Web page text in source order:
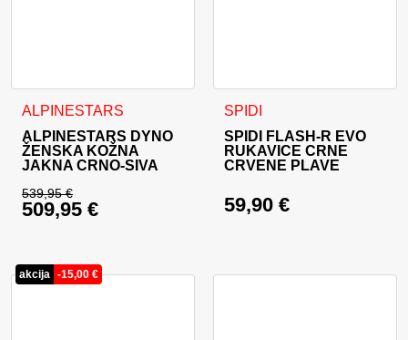
ALPINESTARS
ALPINESTARS DYNO
ŽENSKA KOŽNA
JAKNA CRNO-SIVA
539,95€
Izvorna cijena bila je: 539,95 €.
509,95 €
Ovaj proizvod ima više varijanti. Opcije se mogu odabrati
SPIDI
SPIDI FLASH-R EVO
RUKAVICE CRNE
CRVENE PLAVE
59,90 €
Ovaj proizvod ima više
akcija -15,00 €